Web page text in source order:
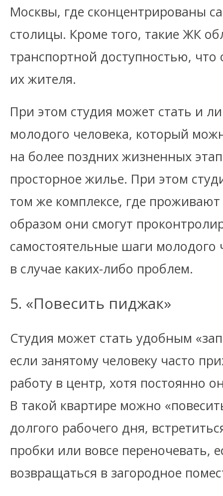
Москвы, где сконцентрированы
столицы. Кроме того, такие ЖК
транспортной доступностью,
их жителя.
При этом студия может стать и
молодого человека, который
на более поздних жизненных
просторное жилье. При этом
том же комплексе, где
образом они смогут
самостоятельные шаги молодого
в случае каких-либо проблем.
5. «Повесить пиджак»
Студия может стать удобным
если занятому человеку часто
работу в центр, хотя постоянно
В такой квартире можно
долгого рабочего дня,
пробки или вовсе переночевать,
возвращаться в загородное